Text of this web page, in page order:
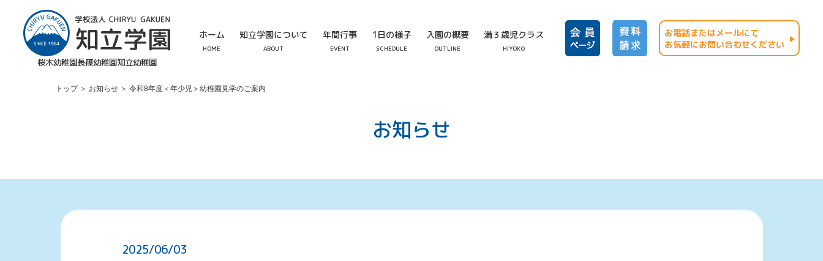
桜木幼稚園長篠幼稚園知立幼稚園
ホーム
HOME
知立学園について
ABOUT
年間行事
EVENT
1日の様子
SCHEDULE
入園の概要
OUTLINE
満３歳児クラス
HIYOKO
お電話またはメールにて
お気軽にお問い合わせください
トップ ＞ お知らせ ＞ 令和8年度＜年少児＞幼稚園見学のご案内
お知らせ
2025/06/03